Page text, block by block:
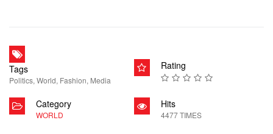
Tags
Politics, World, Fashion, Media
Rating
Category
WORLD
Hits
4477 TIMES